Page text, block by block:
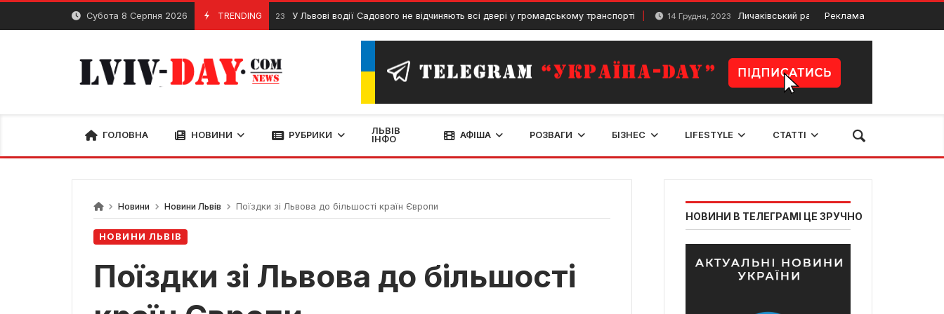
Skip
content
Субота 8 Серпня 2026 TRENDING
12 Грудня, 2023 У Львові водії Садового не відчиняють всі двері у громадському транспорті 14 Грудня, 2023 Личаківський район у місті Львів
Реклама
ГОЛОВНА НОВИНИ РУБРИКИ
ЛЬВІВ
ІНФО
АФІША РОЗВАГИ БІЗНЕС LIFESTYLE СТАТТІ
Новини Новини Львів Поїздки зі Львова до більшості країн Європи
НОВИНИ ЛЬВІВ
Поїздки зі Львова до більшості
НОВИНИ В ТЕЛЕГРАМІ ЦЕ ЗРУЧНО